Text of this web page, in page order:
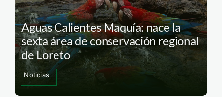
Aguas Calientes Maquía: nace la
sexta área de conservación regional
de Loreto
Noticias